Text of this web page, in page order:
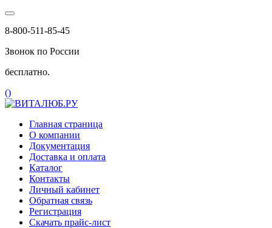
8-800-511-85-45
Звонок по России
бесплатно.
()
Главная страница
О компании
Документация
Доставка и оплата
Каталог
Контакты
Личный кабинет
Обратная связь
Регистрация
Скачать прайс-лист